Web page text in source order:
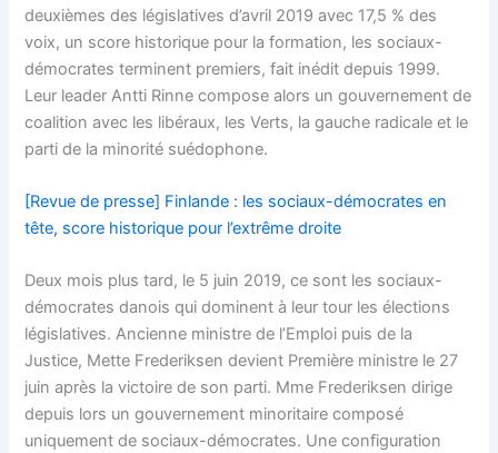
deuxièmes des législatives d’avril 2019 avec 17,5 % des
voix, un score historique pour la formation, les sociaux-
démocrates terminent premiers, fait inédit depuis 1999.
Leur leader Antti Rinne compose alors un gouvernement de
coalition avec les libéraux, les Verts, la gauche radicale et le
parti de la minorité suédophone.
[Revue de presse] Finlande : les sociaux-démocrates en
tête, score historique pour l’extrême droite
Deux mois plus tard, le 5 juin 2019, ce sont les sociaux-
démocrates danois qui dominent à leur tour les élections
législatives. Ancienne ministre de l’Emploi puis de la
Justice, Mette Frederiksen devient Première ministre le 27
juin après la victoire de son parti. Mme Frederiksen dirige
depuis lors un gouvernement minoritaire composé
uniquement de sociaux-démocrates. Une configuration